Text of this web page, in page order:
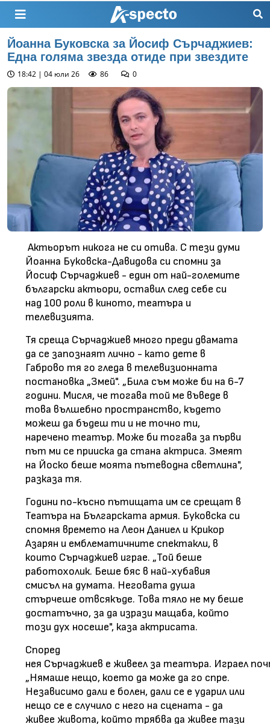
Йоанна Буковска за Йосиф Сърчаджиев:
Една голяма звезда отиде при звездите
18:42 | 04 юли 26 86 0
Актьорът никога не си отива. С тези думи
Йоанна Буковска-Давидова си спомни за
Йосиф Сърчаджиев - един от най-големите
български актьори, оставил след себе си
над 100 роли в киното, театъра и
телевизията.
Тя среща Сърчаджиев много преди двамата
да се запознаят лично - като дете в
Габрово тя го гледа в телевизионната
постановка „Змей". „Била съм може би на 6-7
години. Мисля, че тогава той ме въведе в
това вълшебно пространство, където
можеш да бъдеш ти и не точно ти,
наречено театър. Може би тогава за първи
път ми се прииска да стана актриса. Змеят
на Йоско беше моята пътеводна светлина",
разказа тя.
Години по-късно пътищата им се срещат в
Театъра на Българската армия. Буковска си
спомня времето на Леон Даниел и Крикор
Азарян и емблематичните спектакли, в
които Сърчаджиев играе. „Той беше
работохолик. Беше бяс в най-хубавия
смисъл на думата. Неговата душа
стърчеше отвсякъде. Това тяло не му беше
достатъчно, за да изрази мащаба, който
този дух носеше", каза актрисата.
Според
нея Сърчаджиев е живеел за театъра. Играел
„Нямаше нещо, което да може да го спре.
Независимо дали е болен, дали се е ударил или
нещо се е случило с него на сцената - да
живее живота, който трябва да живее тази